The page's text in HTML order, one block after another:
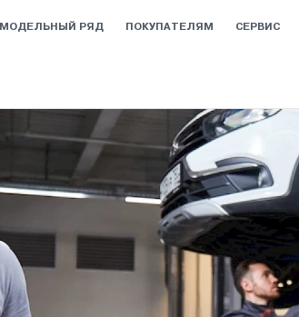
МОДЕЛЬНЫЙ РЯД ПОКУПАТЕЛЯМ СЕРВИС